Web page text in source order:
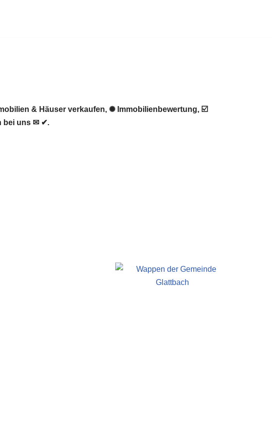
& Häuser verkaufen, ✺ Immobilienbewertung, ☑️
bei uns ✉ ✔.